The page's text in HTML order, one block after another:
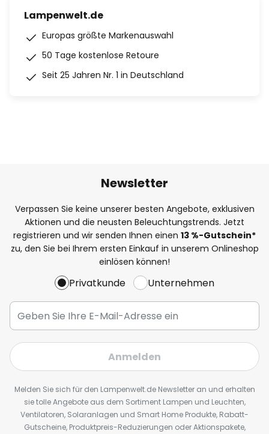
Lampenwelt.de
Europas größte Markenauswahl
50 Tage kostenlose Retoure
Seit 25 Jahren Nr. 1 in Deutschland
Newsletter
Verpassen Sie keine unserer besten Angebote, exklusiven
Aktionen und die neusten Beleuchtungstrends. Jetzt
registrieren und wir senden Ihnen einen 13 %-Gutschein*
zu, den Sie bei Ihrem ersten Einkauf in unserem Onlineshop
einlösen können!
Privatkunde Unternehmen
Anmelden
Melden Sie sich für den Lampenwelt.de Newsletter an und erhalten
sie tolle Angebote aus dem Sortiment Lampen und Leuchten,
Ventilatoren, Solaranlagen und Smart Home Produkte, Rabatt-
Gutscheine, Produktpreis-Reduzierungen oder Aktionspakete,